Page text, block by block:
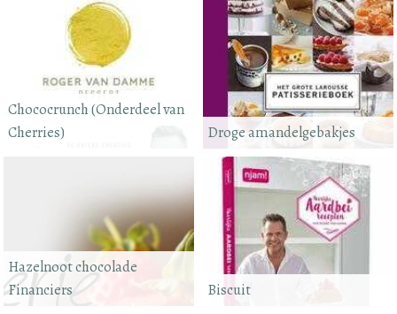
Droge amandelgebakjes
Chococrunch (Onderdeel van
Cherries)
Biscuit
Hazelnoot chocolade
Financiers